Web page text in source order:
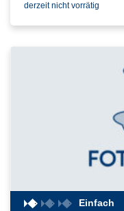
derzeit nicht vorrätig
Einfach